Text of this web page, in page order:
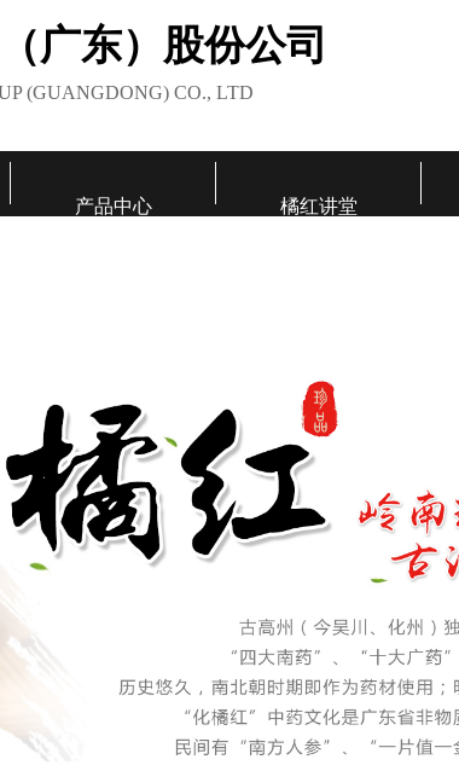
广东）股份公司
(GUANGDONG) CO., LTD
产品中心 橘红讲堂